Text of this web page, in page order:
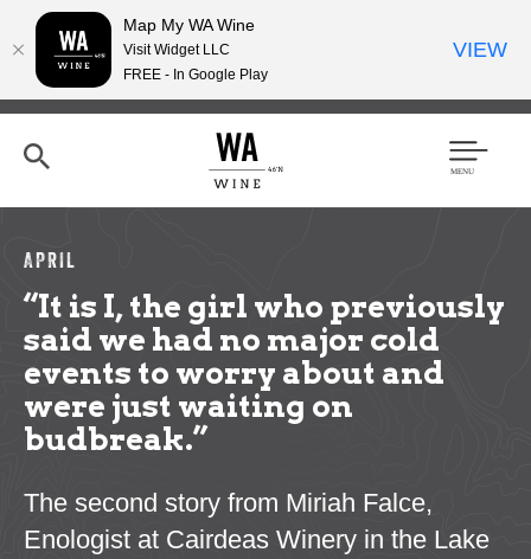
Skip
content
h
Men
APRIL
“It is I, the girl who previously
said we had no major cold
events to worry about and
were just waiting on
budbreak.”
The second story from Miriah Falce,
Enologist at Cairdeas Winery in the Lake
Map My WA Wine
Visit Widget LLC
FREE - In Google Play
VIEW